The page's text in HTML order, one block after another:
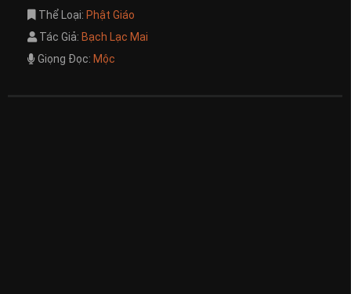
Thể Loại: Phật Giáo
Tác Giả: Bạch Lạc Mai
Giọng Đọc: Mộc